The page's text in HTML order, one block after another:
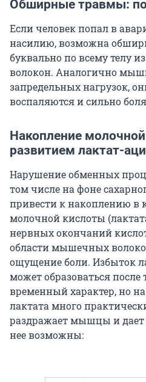
Обширные травмы:
Если человек попал в
насилию, возможна
буквально по всему телу
волокон. Аналогично
запредельных нагрузок,
воспаляются и сильно
Накопление
развитием лактат-
Нарушение обменных
том числе на фоне
привести к накоплению в
молочной кислоты
нервных окончаний
области мышечных
ощущение боли. Избыток
может образоваться
временный характер, но
лактата много
раздражает мышцы и
нее возможны: